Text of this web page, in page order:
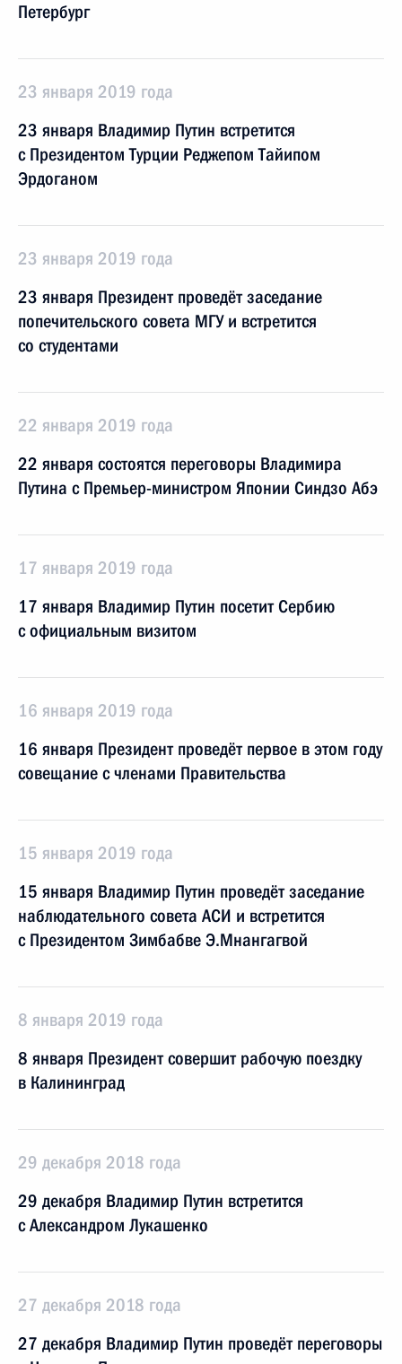
Петербург
23 января 2019 года
23 января Владимир Путин встретится
с Президентом Турции Реджепом Тайипом
Эрдоганом
23 января 2019 года
23 января Президент проведёт заседание
попечительского совета МГУ и встретится
со студентами
22 января 2019 года
22 января состоятся переговоры Владимира
Путина с Премьер-министром Японии Синдзо Абэ
17 января 2019 года
17 января Владимир Путин посетит Сербию
с официальным визитом
16 января 2019 года
16 января Президент проведёт первое в этом году
совещание с членами Правительства
15 января 2019 года
15 января Владимир Путин проведёт заседание
наблюдательного совета АСИ и встретится
с Президентом Зимбабве Э.Мнангагвой
8 января 2019 года
8 января Президент совершит рабочую поездку
в Калининград
29 декабря 2018 года
29 декабря Владимир Путин встретится
с Александром Лукашенко
27 декабря 2018 года
27 декабря Владимир Путин проведёт переговоры